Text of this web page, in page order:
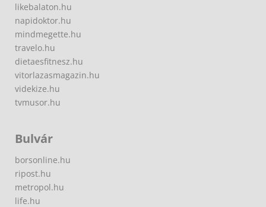
likebalaton.hu
napidoktor.hu
mindmegette.hu
travelo.hu
dietaesfitnesz.hu
vitorlazasmagazin.hu
videkize.hu
tvmusor.hu
Bulvár
borsonline.hu
ripost.hu
metropol.hu
life.hu